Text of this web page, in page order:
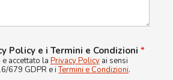
Policy e i Termini e Condizioni *
accettato la Privacy Policy ai sensi
679 GDPR e iTermini e Condizioni.